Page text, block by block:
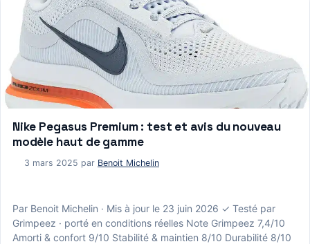
Nike Pegasus Premium : test et avis du nouveau
modèle haut de gamme
3 mars 2025 par Benoit Michelin
Par Benoit Michelin · Mis à jour le 23 juin 2026 ✓ Testé par
Grimpeez · porté en conditions réelles Note Grimpeez 7,4/10
Amorti & confort 9/10 Stabilité & maintien 8/10 Durabilité 8/10